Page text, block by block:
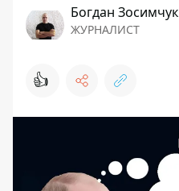
Богдан Зосимчук
ЖУРНАЛИСТ
👍